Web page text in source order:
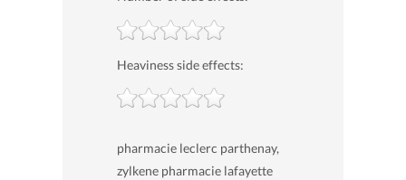
Heaviness side effects:
pharmacie leclerc parthenay,
zylkene pharmacie lafayette